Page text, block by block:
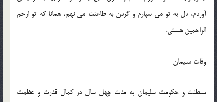
آوردم، دل به تو می سپارم و گردن به طاعتت می نهم، همانا كه تو ارحم
الراحمین هستی.
وفات سلیمان
سلطنت و حكومت سلیمان به مدت چهل سال در كمال قدرت و عظمت